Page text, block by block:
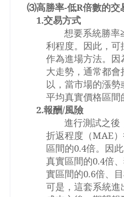
⑶高勝率-低R倍數的交
1.交易方式
想要系統勝率≧
利程度。因此，
作為進場方法。
大走勢，通常都
以，當市場的漲
平均真實價格區間
2.報酬/風險
進行測試之後
折返程度（MAE
區間的0.4倍。因
真實區間的0.4倍
實區間的0.6倍、
可是，這套系統